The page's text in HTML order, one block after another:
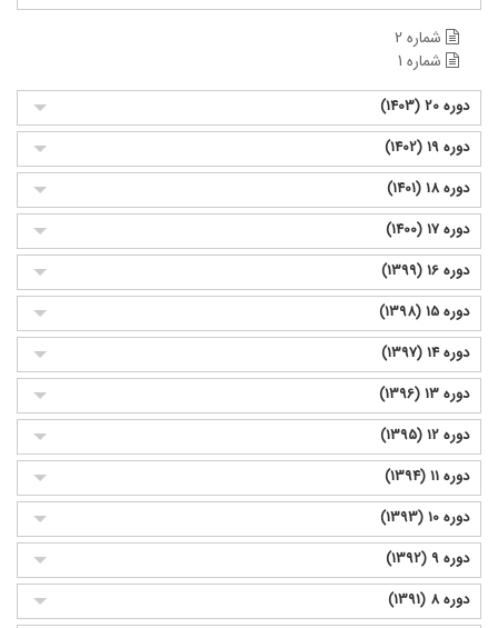
شماره 2
شماره 1
دوره 20 (1403)
دوره 19 (1402)
دوره 18 (1401)
دوره 17 (1400)
دوره 16 (1399)
دوره 15 (1398)
دوره 14 (1397)
دوره 13 (1396)
دوره 12 (1395)
دوره 11 (1394)
دوره 10 (1393)
دوره 9 (1392)
دوره 8 (1391)